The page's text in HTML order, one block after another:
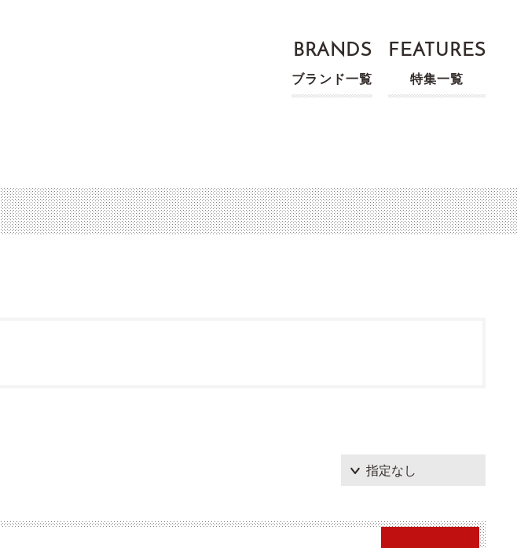
BRANDS
ブランド一覧
FEATURES
特集一覧